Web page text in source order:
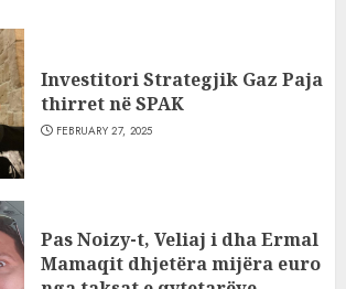
Investitori Strategjik Gaz Paja
thirret në SPAK
FEBRUARY 27, 2025
Pas Noizy-t, Veliaj i dha Ermal
Mamaqit dhjetëra mijëra euro